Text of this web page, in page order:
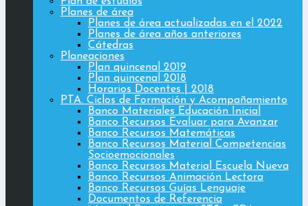
Planes de área
Planes de área actualizadas en el 2022
Planes de área años anteriores
Cátedras
Planeaciones
Plan quincenal 2019
Plan quincenal 2018
Horarios Docentes | 2018
PTA. Ciclos de Formación y Acompañamiento
Banco Materiales Educación Inicial
Banco Recursos Evaluar para Avanzar
Banco Recursos Matemáticas
Banco Recursos Material Competencias
Socioemocionales
Banco Recursos Material Escuela Nueva
Banco Recursos Animación Lectora
Banco Recursos Guías Lenguaje
Documentos de Referencia